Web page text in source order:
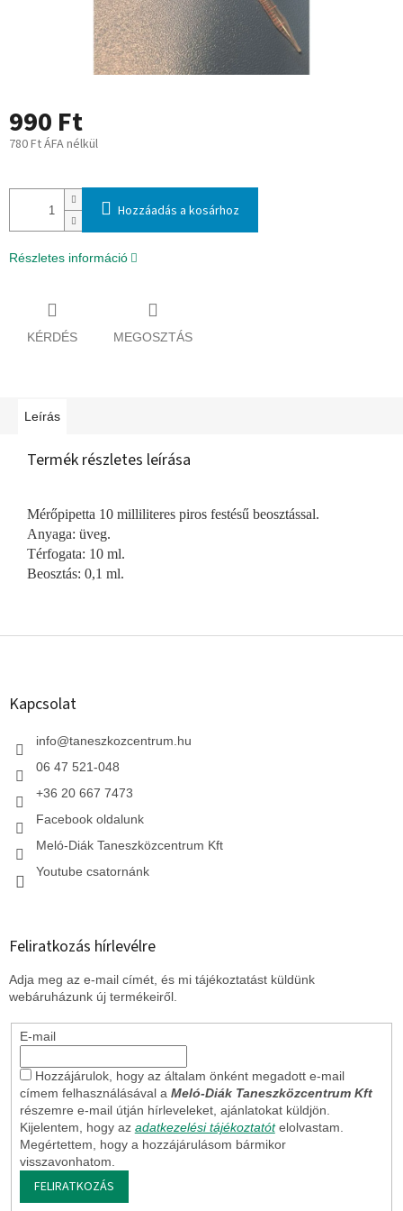
990 Ft
780 Ft ÁFA nélkül
Hozzáadás a kosárhoz
Részletes információ
KÉRDÉS MEGOSZTÁS
Leírás
Termék részletes leírása
Mérőpipetta 10 milliliteres piros festésű beosztással.
Anyaga: üveg.
Térfogata: 10 ml.
Beosztás: 0,1 ml.
L
Kapcsolat
info@taneszkozcentrum.hu
06 47 521-048
+36 20 667 7473
Facebook oldalunk
Meló-Diák Taneszközcentrum Kft
Youtube csatornánk
Feliratkozás hírlevélre
Adja meg az e-mail címét, és mi tájékoztatást küldünk
webáruházunk új termékeiről.
E-mail
Hozzájárulok, hogy az általam önként megadott e-mail
címem felhasználásával a Meló-Diák Taneszközcentrum Kft
részemre e-mail útján hírleveleket, ajánlatokat küldjön.
Kijelentem, hogy az adatkezelési tájékoztatót elolvastam.
Megértettem, hogy a hozzájárulásom bármikor
visszavonhatom.
FELIRATKOZÁS